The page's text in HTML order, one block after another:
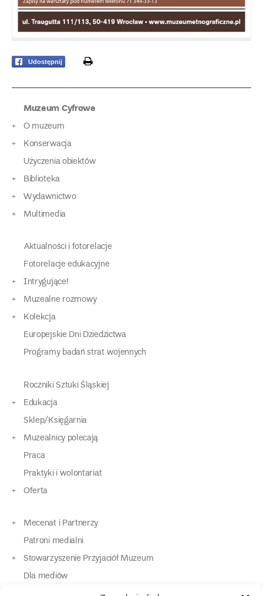
Udostępnij print
Muzeum Cyfrowe
O muzeum
Konserwacja
Użyczenia obiektów
Biblioteka
Wydawnictwo
Multimedia
Aktualności i fotorelacje
Fotorelacje edukacyjne
Intrygujące!
Muzealne rozmowy
Kolekcja
Europejskie Dni Dziedzictwa
Programy badań strat wojennych
Roczniki Sztuki Śląskiej
Edukacja
Sklep/Księgarnia
Muzealnicy polecają
Praca
Praktyki i wolontariat
Oferta
Mecenat i Partnerzy
Patroni medialni
Stowarzyszenie Przyjaciół Muzeum
Dla mediów